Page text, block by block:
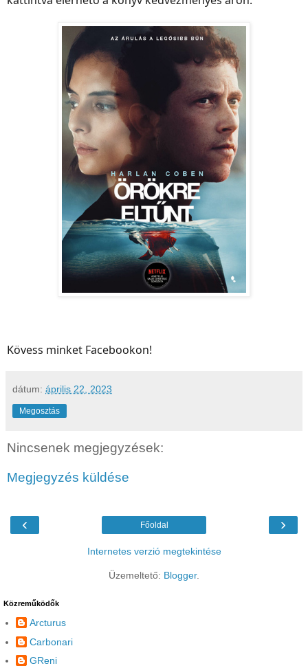
Kövess minket Facebookon!
dátum: április 22, 2023
Megosztás
Nincsenek megjegyzések:
Megjegyzés küldése
‹ ›
Főoldal
Internetes verzió megtekintése
Üzemeltető: Blogger.
Közreműködők
Arcturus
Carbonari
GReni